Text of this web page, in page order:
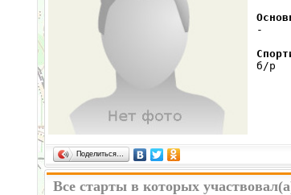
-
б/р
Поделиться…
Все старты в которых